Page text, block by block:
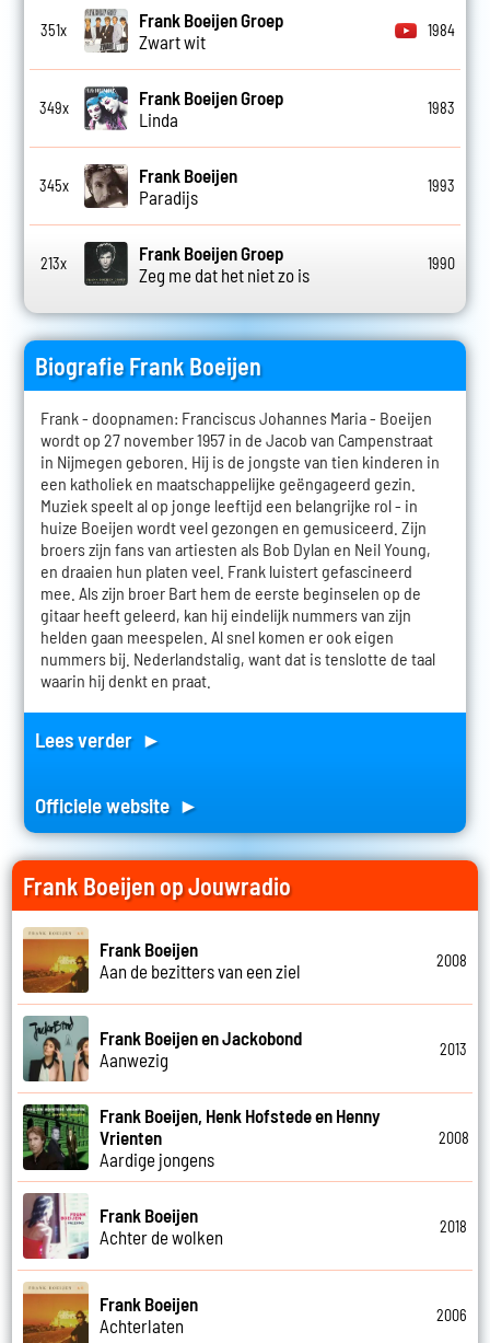
351x
Frank Boeijen Groep
Zwart wit
1984
349x
Frank Boeijen Groep
Linda
1983
345x
Frank Boeijen
Paradijs
1993
213x
Frank Boeijen Groep
Zeg me dat het niet zo is
1990
Biografie Frank Boeijen
Frank - doopnamen: Franciscus Johannes Maria - Boeijen
wordt op 27 november 1957 in de Jacob van Campenstraat
in Nijmegen geboren. Hij is de jongste van tien kinderen in
een katholiek en maatschappelijke geëngageerd gezin.
Muziek speelt al op jonge leeftijd een belangrijke rol - in
huize Boeijen wordt veel gezongen en gemusiceerd. Zijn
broers zijn fans van artiesten als Bob Dylan en Neil Young,
en draaien hun platen veel. Frank luistert gefascineerd
mee. Als zijn broer Bart hem de eerste beginselen op de
gitaar heeft geleerd, kan hij eindelijk nummers van zijn
helden gaan meespelen. Al snel komen er ook eigen
nummers bij. Nederlandstalig, want dat is tenslotte de taal
waarin hij denkt en praat.
Lees verder ►
Officiele website ►
Frank Boeijen op Jouwradio
Frank Boeijen
Aan de bezitters van een ziel
2008
Frank Boeijen en Jackobond
Aanwezig
2013
Frank Boeijen, Henk Hofstede en Henny
Vrienten
Aardige jongens
2008
Frank Boeijen
Achter de wolken
2018
Frank Boeijen
Achterlaten
2006